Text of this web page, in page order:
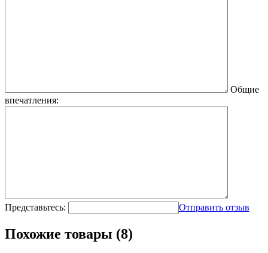
Общие
впечатления:
Представьтесь: Отправить отзыв
Похожие товары (8)